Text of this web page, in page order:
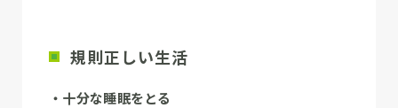
規則正しい生活
・十分な睡眠をとる